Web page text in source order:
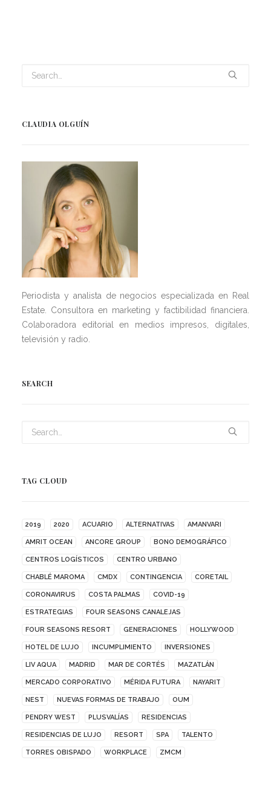
CLAUDIA OLGUÍN
Periodista y analista de negocios especializada en Real
Estate. Consultora en marketing y factibilidad financiera.
Colaboradora editorial en medios impresos, digitales,
televisión y radio.
SEARCH
TAG CLOUD
2019 2020 ACUARIO ALTERNATIVAS AMANVARI
AMRIT OCEAN ANCORE GROUP BONO DEMOGRÁFICO
CENTROS LOGÍSTICOS CENTRO URBANO
CHABLÉ MAROMA CMDX CONTINGENCIA CORETAIL
CORONAVIRUS COSTA PALMAS COVID-19
ESTRATEGIAS FOUR SEASONS CANALEJAS
FOUR SEASONS RESORT GENERACIONES HOLLYWOOD
HOTEL DE LUJO INCUMPLIMIENTO INVERSIONES
LIV AQUA MADRID MAR DE CORTÉS MAZATLÁN
MERCADO CORPORATIVO MÉRIDA FUTURA NAYARIT
NEST NUEVAS FORMAS DE TRABAJO OUM
PENDRY WEST PLUSVALÍAS RESIDENCIAS
RESIDENCIAS DE LUJO RESORT SPA TALENTO
TORRES OBISPADO WORKPLACE ZMCM